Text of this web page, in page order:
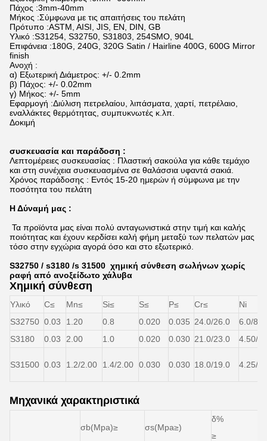
Πάχος :3mm-40mm
Μήκος :Σύμφωνα με τις απαιτήσεις του πελάτη
Πρότυπο :ASTM, AISI, JIS, EN, DIN, GB
Υλικό :S31254, S32750, S31803, 254SMO, 904L
Επιφάνεια :180G, 240G, 320G Satin / Hairline 400G, 600G Mirror
finish
Ανοχή :
α) Εξωτερική Διάμετρος: +/- 0.2mm
β) Πάχος: +/- 0.02mm
γ) Μήκος: +/- 5mm
Εφαρμογή :Διύλιση πετρελαίου, λιπάσματα, χαρτί, πετρέλαιο,
εναλλάκτες θερμότητας, συμπυκνωτές κ.λπ.
Δοκιμή
συσκευασία και παράδοση :
Λεπτομέρειες συσκευασίας : Πλαστική σακούλα για κάθε τεμάχιο
και στη συνέχεια συσκευασμένα σε θαλάσσια υφαντά σακιά.
Χρόνος παράδοσης : Εντός 15-20 ημερών ή σύμφωνα με την
ποσότητα του πελάτη
Η Δύναμή μας :
Τα προϊόντα μας είναι πολύ ανταγωνιστικά στην τιμή και καλής
ποιότητας και έχουν κερδίσει καλή φήμη μεταξύ των πελατών μας
τόσο στην εγχώρια αγορά όσο και στο εξωτερικό.
S32750 / s3180 /s 31500 χημική σύνθεση σωλήνων χωρίς
ραφή από ανοξείδωτο χάλυβα
Χημική σύνθεση
Υλικό C≤ Mn≤ Si≤ S≤ P≤ Cr≤
Ni
S32750 0.03 1.20 0.8 0.020 0.035 24.0/26.0
6.0/8.0
S3180
0.03 2.00 1.0 0.020 0.030 21.0/23.0 4.50/
S31500 0.03 1.2/2.00 1.4/2.00 0.030 0.030 18.0/19.0 4.25/
Μηχανικά χαρακτηριστικά
σb(Mpa)≥ σs(Mpa≥)
δ%
≥